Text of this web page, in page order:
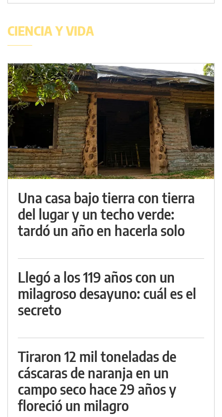
CIENCIA Y VIDA
Una casa bajo tierra con tierra
del lugar y un techo verde:
tardó un año en hacerla solo
Llegó a los 119 años con un
milagroso desayuno: cuál es el
secreto
Tiraron 12 mil toneladas de
cáscaras de naranja en un
campo seco hace 29 años y
floreció un milagro